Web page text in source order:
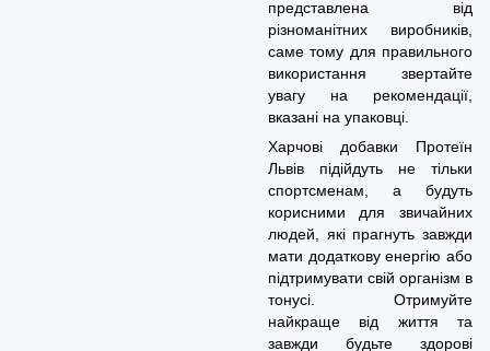
представлена від
різноманітних виробників,
саме тому для правильного
використання звертайте
увагу на рекомендації,
вказані на упаковці.
Харчові добавки Протеїн
Львів підійдуть не тільки
спортсменам, а будуть
корисними для звичайних
людей, які прагнуть завжди
мати додаткову енергію або
підтримувати свій організм в
тонусі. Отримуйте
найкраще від життя та
завжди будьте здорові